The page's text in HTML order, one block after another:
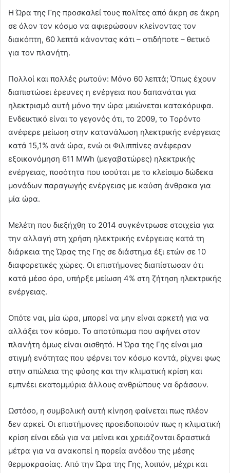
Η Ώρα της Γης προσκαλεί τους πολίτες από άκρη σε άκρη
σε όλον τον κόσμο να αφιερώσουν κλείνοντας τον
διακόπτη, 60 λεπτά κάνοντας κάτι – οτιδήποτε – θετικό
για τον πλανήτη.
Πολλοί και πολλές ρωτούν: Μόνο 60 λεπτά; Όπως έχουν
διαπιστώσει έρευνες η ενέργεια που δαπανάται για
ηλεκτρισμό αυτή μόνο την ώρα μειώνεται κατακόρυφα.
Ενδεικτικό είναι το γεγονός ότι, το 2009, το Τορόντο
ανέφερε μείωση στην κατανάλωση ηλεκτρικής ενέργειας
κατά 15,1% ανά ώρα, ενώ οι Φιλιππίνες ανέφεραν
εξοικονόμηση 611 MWh (μεγαβατώρες) ηλεκτρικής
ενέργειας, ποσότητα που ισούται με το κλείσιμο δώδεκα
μονάδων παραγωγής ενέργειας με καύση άνθρακα για
μία ώρα.
Μελέτη που διεξήχθη το 2014 συγκέντρωσε στοιχεία για
την αλλαγή στη χρήση ηλεκτρικής ενέργειας κατά τη
διάρκεια της Ώρας της Γης σε διάστημα έξι ετών σε 10
διαφορετικές χώρες. Οι επιστήμονες διαπίστωσαν ότι
κατά μέσο όρο, υπήρξε μείωση 4% στη ζήτηση ηλεκτρικής
ενέργειας.
Οπότε ναι, μία ώρα, μπορεί να μην είναι αρκετή για να
αλλάξει τον κόσμο. Το αποτύπωμα που αφήνει στον
πλανήτη όμως είναι αισθητό. Η Ώρα της Γης είναι μια
στιγμή ενότητας που φέρνει τον κόσμο κοντά, ρίχνει φως
στην απώλεια της φύσης και την κλιματική κρίση και
εμπνέει εκατομμύρια άλλους ανθρώπους να δράσουν.
Ωστόσο, η συμβολική αυτή κίνηση φαίνεται πως πλέον
δεν αρκεί. Οι επιστήμονες προειδοποιούν πως η κλιματική
κρίση είναι εδώ για να μείνει και χρειάζονται δραστικά
μέτρα για να ανακοπεί η πορεία ανόδου της μέσης
θερμοκρασίας. Από την Ώρα της Γης, λοιπόν, μέχρι και